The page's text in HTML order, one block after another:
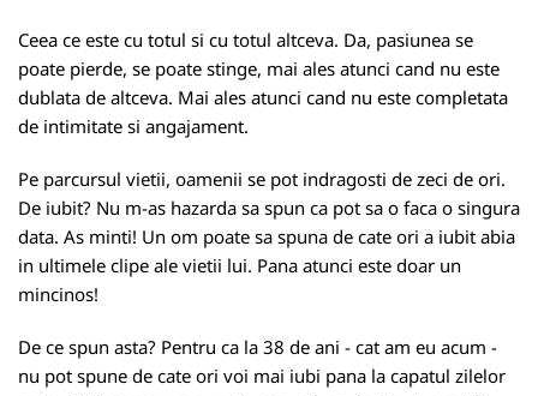
Ceea ce este cu totul si cu totul altceva. Da, pasiunea se
poate pierde, se poate stinge, mai ales atunci cand nu este
dublata de altceva. Mai ales atunci cand nu este completata
de intimitate si angajament.
Pe parcursul vietii, oamenii se pot indragosti de zeci de ori.
De iubit? Nu m-as hazarda sa spun ca pot sa o faca o singura
data. As minti! Un om poate sa spuna de cate ori a iubit abia
in ultimele clipe ale vietii lui. Pana atunci este doar un
mincinos!
De ce spun asta? Pentru ca la 38 de ani - cat am eu acum -
nu pot spune de cate ori voi mai iubi pana la capatul zilelor